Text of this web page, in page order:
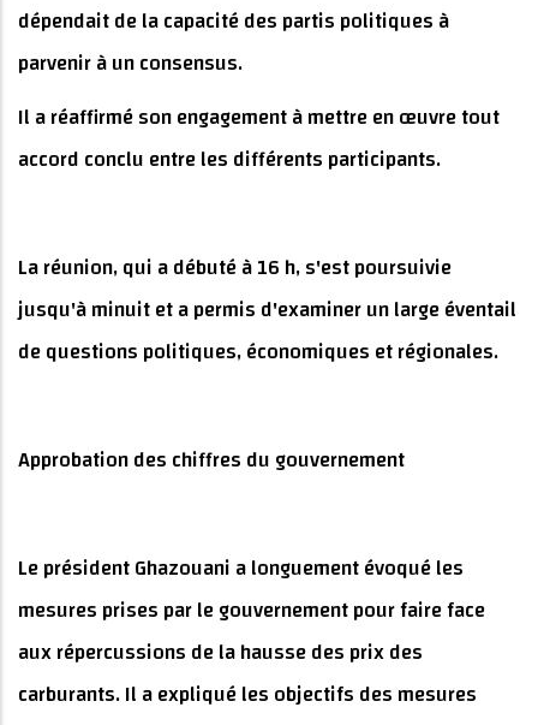
dépendait de la capacité des partis politiques à
parvenir à un consensus.
Il a réaffirmé son engagement à mettre en œuvre tout
accord conclu entre les différents participants.
La réunion, qui a débuté à 16 h, s'est poursuivie
jusqu'à minuit et a permis d'examiner un large éventail
de questions politiques, économiques et régionales.
Approbation des chiffres du gouvernement
Le président Ghazouani a longuement évoqué les
mesures prises par le gouvernement pour faire face
aux répercussions de la hausse des prix des
carburants. Il a expliqué les objectifs des mesures